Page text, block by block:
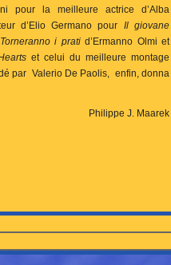
pour la meilleure actrice d’Alba
d’Elio Germano pour Il giovane
Torneranno i pratid’Ermanno Olmi et
et celui du meilleure montage
par Valerio De Paolis, enfin, donna
Philippe J. Maarek